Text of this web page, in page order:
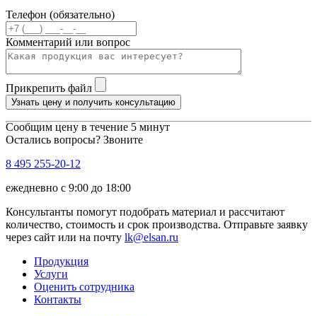
Телефон (обязательно)
Комментарий или вопрос
Прикрепить файл
Узнать цену и получить консультацию
Сообщим цену в течение 5 минут
Остались вопросы? Звоните
8 495 255-20-12
ежедневно с 9:00 до 18:00
Консультанты помогут подобрать материал и рассчитают
количество, стоимость и срок производства. Отправьте заявку
через сайт или на почту lk@elsan.ru
Продукция
Услуги
Оценить сотрудника
Контакты